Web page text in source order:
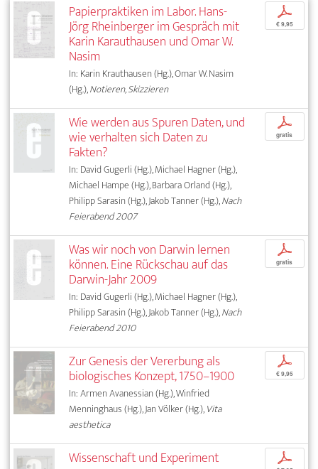
Papierpraktiken im Labor. Hans-
Jörg Rheinberger im Gespräch mit
Karin Karauthausen und Omar W.
Nasim
In: Karin Krauthausen (Hg.), Omar W. Nasim
(Hg.),Notieren, Skizzieren
p
€ 9,95
Wie werden aus Spuren Daten, und
wie verhalten sich Daten zu
Fakten?
In: David Gugerli (Hg.), Michael Hagner (Hg.),
Michael Hampe (Hg.), Barbara Orland (Hg.),
Philipp Sarasin (Hg.), Jakob Tanner (Hg.),Nach
Feierabend 2007
p
gratis
Was wir noch von Darwin lernen
können. Eine Rückschau auf das
Darwin-Jahr 2009
In: David Gugerli (Hg.), Michael Hagner (Hg.),
Philipp Sarasin (Hg.), Jakob Tanner (Hg.),Nach
Feierabend 2010
p
gratis
Zur Genesis der Vererbung als
biologisches Konzept, 1750–1900
In: Armen Avanessian (Hg.), Winfried
Menninghaus (Hg.), Jan Völker (Hg.),Vita
aesthetica
p
€ 9,95
Wissenschaft und Experiment p